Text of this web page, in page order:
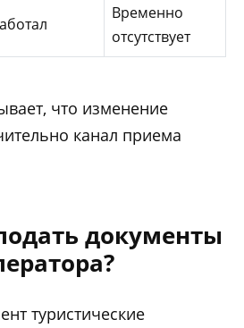
Временно
отсутствует
что изменение
канал приема
документы
туристические